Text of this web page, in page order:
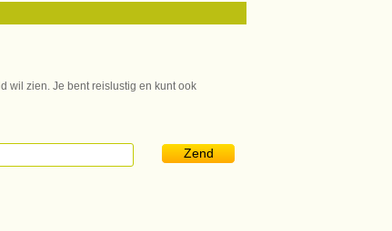
wil zien. Je bent reislustig en kunt ook
Zend